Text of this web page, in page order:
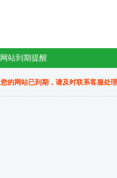
网站到期提醒
您的网站已到期，请及时联系客服处理